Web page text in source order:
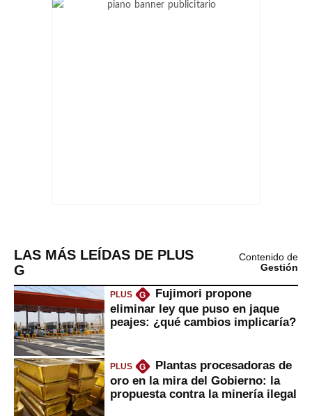
LAS MÁS LEÍDAS DE PLUS
G
Contenido de
Gestión
PLUS G
Fujimori propone
eliminar ley que puso en jaque
peajes: ¿qué cambios implicaría?
PLUS G
Plantas procesadoras de
oro en la mira del Gobierno: la
propuesta contra la minería ilegal